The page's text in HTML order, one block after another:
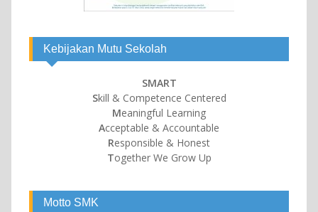
Kebijakan Mutu Sekolah
SMART
Skill & Competence Centered
Meaningful Learning
Acceptable & Accountable
Responsible & Honest
Together We Grow Up
Motto SMK